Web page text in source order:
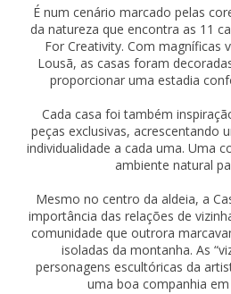
É num cenário marcado pelas
da natureza que encontra as 11
For Creativity. Com magníficas
Lousã, as casas foram
proporcionar uma estadia
Cada casa foi também
peças exclusivas, acrescentando
individualidade a cada uma. Uma
ambiente natural
Mesmo no centro da aldeia, a
importância das relações de
comunidade que outrora
isoladas da montanha. As
personagens escultóricas da
uma boa companhia